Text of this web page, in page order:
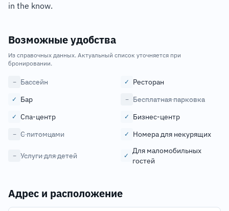
in the know.
Возможные удобства
Из справочных данных. Актуальный список уточняется при
бронировании.
− Бассейн ✓ Ресторан
✓ Бар − Бесплатная парковка
✓ Спа-центр ✓ Бизнес-центр
− С питомцами ✓ Номера для некурящих
− Услуги для детей ✓
Для маломобильных
гостей
Адрес и расположение